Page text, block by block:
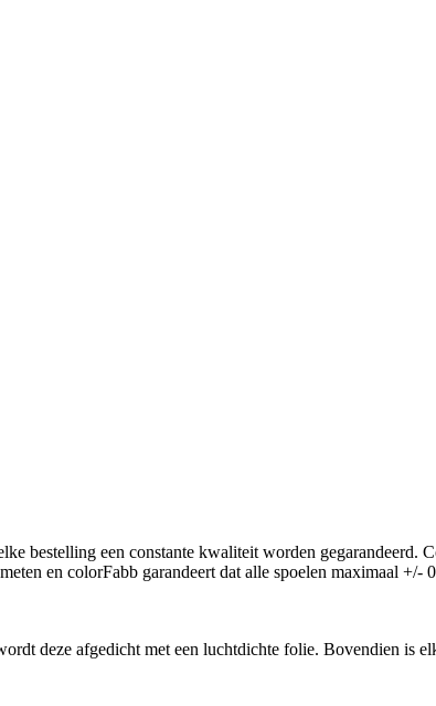
bestelling een constante kwaliteit worden gegarandeerd.
en colorFabb garandeert dat alle spoelen maximaal +/-
deze afgedicht met een luchtdichte folie. Bovendien is